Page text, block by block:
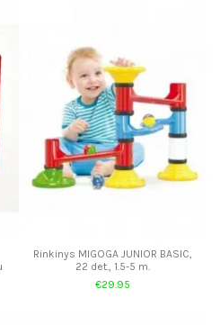
Rinkinys MIGOGA JUNIOR BASIC,
22 det., 1.5-5 m.
€29.95